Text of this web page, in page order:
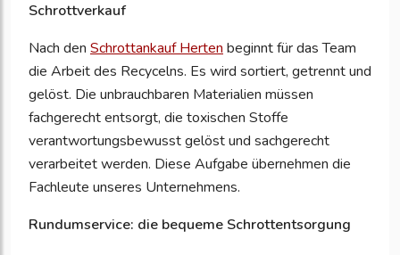
Schrottverkauf
Nach den Schrottankauf Herten beginnt für das Team
die Arbeit des Recycelns. Es wird sortiert, getrennt und
gelöst. Die unbrauchbaren Materialien müssen
fachgerecht entsorgt, die toxischen Stoffe
verantwortungsbewusst gelöst und sachgerecht
verarbeitet werden. Diese Aufgabe übernehmen die
Fachleute unseres Unternehmens.
Rundumservice: die bequeme Schrottentsorgung